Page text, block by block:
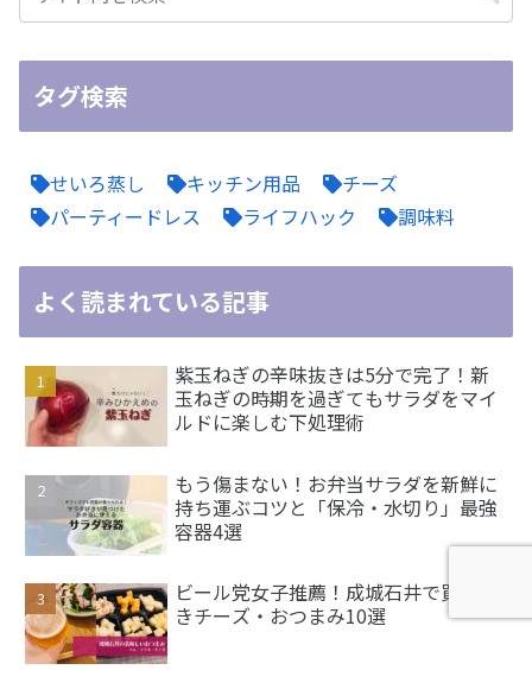
タグ検索
せいろ蒸し キッチン用品
チーズ
パーティードレス
ライフハック 調味料
よく読まれている記事
紫玉ねぎの辛味抜きは5分で完了！新
玉ねぎの時期を過ぎてもサラダをマイ
ルドに楽しむ下処理術
もう傷まない！お弁当サラダを新鮮に
持ち運ぶコツと「保冷・水切り」最強
容器4選
ビール党女子推薦！成城石井で買うべ
きチーズ・おつまみ10選